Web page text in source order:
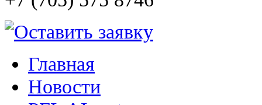
Главная
Новости